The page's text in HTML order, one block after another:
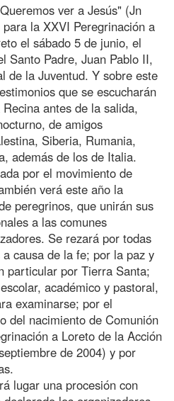
ver a Jesús" (Jn
la XXVI Peregrinación a
el sábado 5 de junio, el
Santo Padre, Juan Pablo II,
de la Juventud. Y sobre este
que se escucharán
antes de la salida,
de amigos
Siberia, Rumania,
además de los de Italia.
por el movimiento de
verá este año la
peregrinos, que unirán sus
a las comunes
Se rezará por todas
causa de la fe; por la paz y
particular por Tierra Santa;
académico y pastoral,
examinarse; por el
del nacimiento de Comunión
a Loreto de la Acción
de 2004) y por
lugar una procesión con